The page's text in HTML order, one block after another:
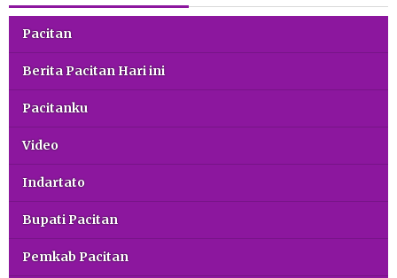
Pacitan
Berita Pacitan Hari ini
Pacitanku
Video
Indartato
Bupati Pacitan
Pemkab Pacitan